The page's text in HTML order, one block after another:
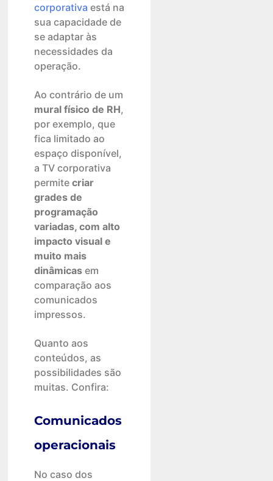
corporativa está na
sua capacidade de
se adaptar às
necessidades da
operação.
Ao contrário de um
mural físico de RH,
por exemplo, que
fica limitado ao
espaço disponível,
a TV corporativa
permite criar
grades de
programação
variadas, com alto
impacto visual e
muito mais
dinâmicas em
comparação aos
comunicados
impressos.
Quanto aos
conteúdos, as
possibilidades são
muitas. Confira:
Comunicados
operacionais
No caso dos